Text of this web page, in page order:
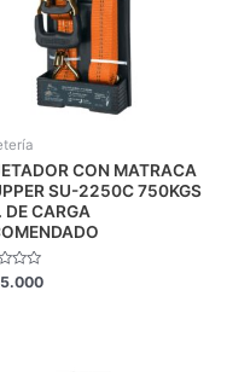
CON MATRACA
SU-2250C 750KGS
DE CARGA